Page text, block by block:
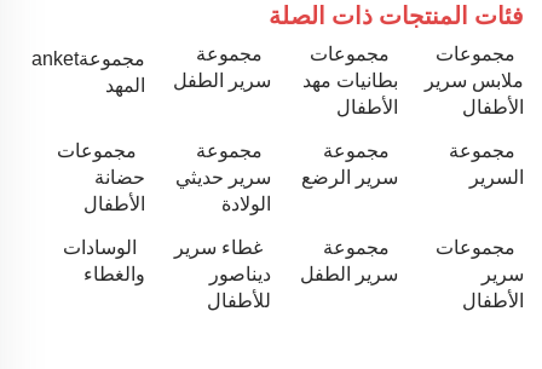
فئات المنتجات ذات الصلة
مجموعات
ملابس سرير
الأطفال
مجموعات
بطانيات مهد
الأطفال
مجموعة
سرير الطفل
مجموعةanket
المهد
مجموعة
السرير
مجموعة
سرير الرضع
مجموعة
سرير حديثي
الولادة
مجموعات
حضانة
الأطفال
مجموعات
سرير
الأطفال
مجموعة
سرير الطفل
غطاء سرير
ديناصور
للأطفال
الوسادات
والغطاء